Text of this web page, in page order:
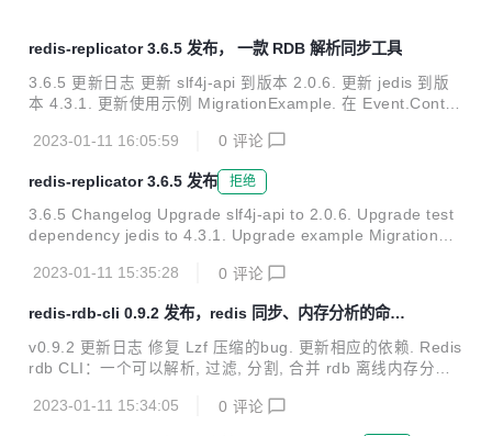
redis-replicator 3.6.5 发布， 一款 RDB 解析同步工具
3.6.5 更新日志 更新 slf4j-api 到版本 2.0.6. 更新 jedis 到版
本 4.3.1. 更新使用示例 MigrationExample. 在 Event.Contex
是一款RDB解析以及AOF解析的工具. 此工具完整实现了Redi
s Replication协议. 支持SYNC, PSYNC, PSYNC2等三种同步
命令. 还支持远程RDB文件备份以及数据同步等功能. 此文中
提到的 命令 特指Redis中的写(比如 set,hmset)命令，不包括
读命令(比如 get,hmget),...
2023-01-11 16:05:59 0 评论
redis-replicator 3.6.5 发布 拒绝
3.6.5 Changelog Upgrade slf4j-api to 2.0.6. Upgrade test
dependency jedis to 4.3.1. Upgrade example MigrationEx
ss bug.
2023-01-11 15:35:28 0 评论
redis-rdb-cli 0.9.2 发布，redis 同步、内存分析的命令
行工具
v0.9.2 更新日志 修复 Lzf 压缩的bug. 更新相应的依赖. Redis
rdb CLI：一个可以解析, 过滤, 分割, 合并 rdb 离线内存分析
步服务来把redis数据同步到其他地方.
2023-01-11 15:34:05 0 评论